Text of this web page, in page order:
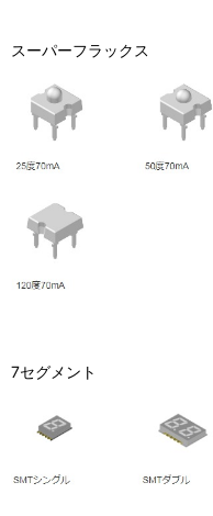
スーパーフラックス
7セグメント